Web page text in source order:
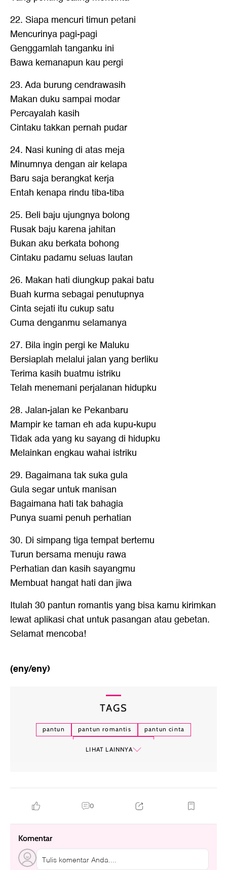
22. Siapa mencuri timun petani
Mencurinya pagi-pagi
Genggamlah tanganku ini
Bawa kemanapun kau pergi
23. Ada burung cendrawasih
Makan duku sampai modar
Percayalah kasih
Cintaku takkan pernah pudar
24. Nasi kuning di atas meja
Minumnya dengan air kelapa
Baru saja berangkat kerja
Entah kenapa rindu tiba-tiba
25. Beli baju ujungnya bolong
Rusak baju karena jahitan
Bukan aku berkata bohong
Cintaku padamu seluas lautan
26. Makan hati diungkup pakai batu
Buah kurma sebagai penutupnya
Cinta sejati itu cukup satu
Cuma denganmu selamanya
27. Bila ingin pergi ke Maluku
Bersiaplah melalui jalan yang berliku
Terima kasih buatmu istriku
Telah menemani perjalanan hidupku
28. Jalan-jalan ke Pekanbaru
Mampir ke taman eh ada kupu-kupu
Tidak ada yang ku sayang di hidupku
Melainkan engkau wahai istriku
29. Bagaimana tak suka gula
Gula segar untuk manisan
Bagaimana hati tak bahagia
Punya suami penuh perhatian
30. Di simpang tiga tempat bertemu
Turun bersama menuju rawa
Perhatian dan kasih sayangmu
Membuat hangat hati dan jiwa
Itulah 30 pantun romantisyang bisa kamu kirimkan
lewat aplikasi chat untuk pasangan atau gebetan.
Selamat mencoba!
(eny/eny)
TAGS
pantun pantun romantis
pantun cinta
LIHAT LAINNYA
0
Komentar
Tulis komentar Anda....